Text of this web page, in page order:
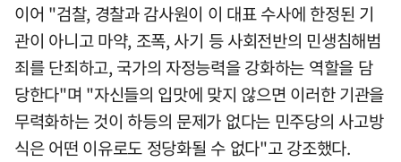
이어 "검찰, 경찰과 감사원이 이 대표 수사에 한정된 기
관이 아니고 마약, 조폭, 사기 등 사회전반의 민생침해범
죄를 단죄하고, 국가의 자정능력을 강화하는 역할을 담
당한다"며 "자신들의 입맛에 맞지 않으면 이러한 기관을
무력화하는 것이 하등의 문제가 없다는 민주당의 사고방
식은 어떤 이유로도 정당화될 수 없다"고 강조했다.